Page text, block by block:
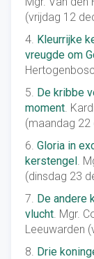
(vrijdag 12
4. Kleurrijke
vreugde om
5. De kribbe
moment.
(maandag
6. Gloria in
kerstengel.
(dinsdag 23
7. De andere
vlucht. Mgr.
Leeuwarden
8. Drie